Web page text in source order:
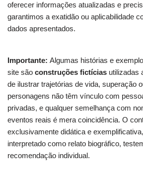
oferecer informações atualizadas e
garantimos a exatidão ou aplicabilidade
dados apresentados.
Importante: Algumas histórias e
site são construções fictícias utilizadas
de ilustrar trajetórias de vida, superação
personagens não têm vínculo com
privadas, e qualquer semelhança com
eventos reais é mera coincidência. O
exclusivamente didática e
interpretado como relato biográfico,
recomendação individual.